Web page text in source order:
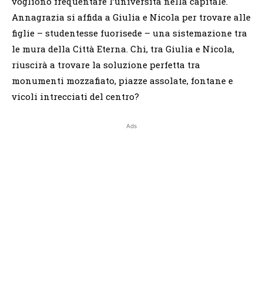
Annagrazia si affida a Giulia e Nicola per trovare alle
figlie – studentesse fuorisede – una sistemazione tra
le mura della Città Eterna. Chi, tra Giulia e Nicola,
riuscirà a trovare la soluzione perfetta tra
monumenti mozzafiato, piazze assolate, fontane e
vicoli intrecciati del centro?
Ads